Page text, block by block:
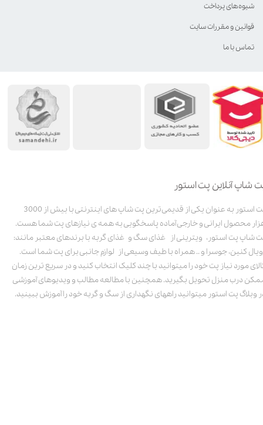
شاپ آنلاین پت استور
پت استور به عنوان یکی از قدیمی‌ترین پت شاپ های اینترنتی با بیش از 3000
محصول ایرانی و خارجی آماده پاسخگویی به همه ی نیازهای پت شما هست.
شاپ پت استور، ویترینی از غذای سگ و غذای گربه با برندهای معتبر مانند:
کنین، جوسرا و .. همراه با طیف وسیعی از لوازم جانبی برای پت شما است.
مورد نیاز پت خود را میتوانید با چند کلیک انتخاب کنید و در سریع ترین زمان
درب منزل تحویل بگیرید. همچنین با مطالعه مطالب و ویدیوهای آموزشی
وبلاگ پت استور میتوانید راههای نگهداری از سگ و گربه خود را آموزش ببینید.
شیوه‌های پرداخت
قوانین و مقررات سایت
تماس با ما